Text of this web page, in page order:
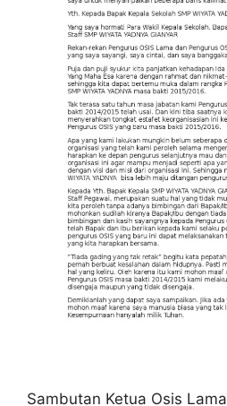
Sambutan Ketua Osis Lama